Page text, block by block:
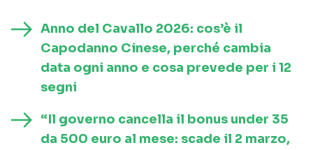
Anno del Cavallo 2026: cos’è il
Capodanno Cinese, perché cambia
data ogni anno e cosa prevede per i 12
segni
“Il governo cancella il bonus under 35
da 500 euro al mese: scade il 2 marzo,